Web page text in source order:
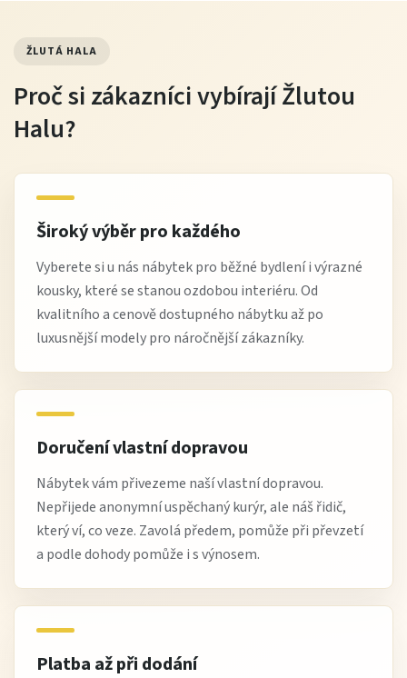
ŽLUTÁ HALA
Proč si zákazníci vybírají Žlutou
Halu?
Široký výběr pro každého
Vyberete si u nás nábytek pro běžné bydlení i výrazné
kousky, které se stanou ozdobou interiéru. Od
kvalitního a cenově dostupného nábytku až po
luxusnější modely pro náročnější zákazníky.
Doručení vlastní dopravou
Nábytek vám přivezeme naší vlastní dopravou.
Nepřijede anonymní uspěchaný kurýr, ale náš řidič,
který ví, co veze. Zavolá předem, pomůže při převzetí
a podle dohody pomůže i s výnosem.
Platba až při dodání